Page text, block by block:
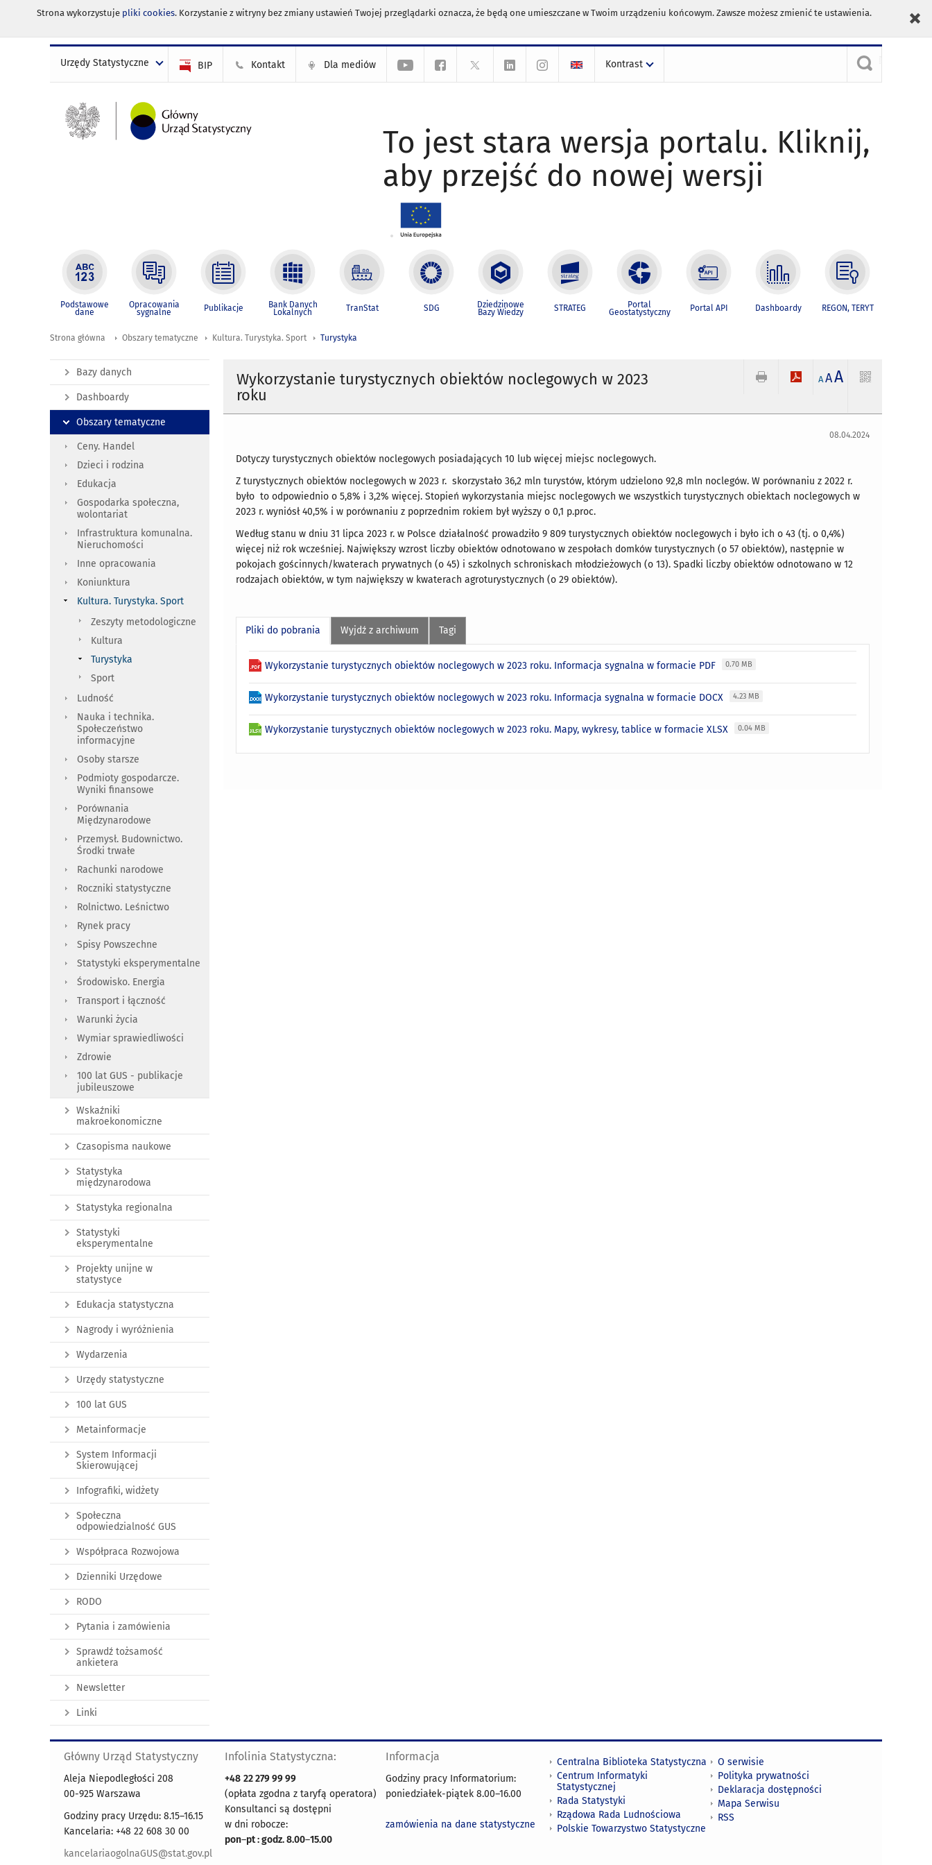
Strona wykorzystuje pliki cookies. Korzystanie z witryny bez zmiany ustawień Twojej przeglądarki oznacza, że będą one umieszczane w Twoim urządzeniu końcowym. Zawsze możesz zmienić te ustawienia.
Urzędy Statystyczne BIP Kontakt Dla mediów Kontrast
To jest stara wersja portalu. Kliknij,
aby przejść do nowej wersji
Podstawowe
dane
Opracowania
sygnalne Publikacje Bank Danych
Lokalnych TranStat SDG Dziedzinowe
Bazy Wiedzy STRATEG Portal
Geostatystyczny Portal API Dashboardy REGON, TERYT
Strona główna Obszary tematyczne Kultura. Turystyka. Sport Turystyka
Wykorzystanie turystycznych obiektów noclegowych w 2023
roku
A AA
08.04.2024
Dotyczy turystycznych obiektów noclegowych posiadających 10 lub więcej miejsc noclegowych.
Z turystycznych obiektów noclegowych w 2023 r. skorzystało 36,2 mln turystów, którym udzielono 92,8 mln noclegów. W porównaniu z 2022 r.
było to odpowiednio o 5,8% i 3,2% więcej. Stopień wykorzystania miejsc noclegowych we wszystkich turystycznych obiektach noclegowych w
2023 r. wyniósł 40,5% i w porównaniu z poprzednim rokiem był wyższy o 0,1 p.proc.
Według stanu w dniu 31 lipca 2023 r. w Polsce działalność prowadziło 9 809 turystycznych obiektów noclegowych i było ich o 43 (tj. o 0,4%)
więcej niż rok wcześniej. Największy wzrost liczby obiektów odnotowano w zespołach domków turystycznych (o 57 obiektów), następnie w
pokojach gościnnych/kwaterach prywatnych (o 45) i szkolnych schroniskach młodzieżowych (o 13). Spadki liczby obiektów odnotowano w 12
rodzajach obiektów, w tym największy w kwaterach agroturystycznych (o 29 obiektów).
Pliki do pobrania Wyjdź z archiwum Tagi
Wykorzystanie turystycznych obiektów noclegowych w 2023 roku. Informacja sygnalna w formacie PDF 0.70 MB
Wykorzystanie turystycznych obiektów noclegowych w 2023 roku. Informacja sygnalna w formacie DOCX 4.23 MB
Wykorzystanie turystycznych obiektów noclegowych w 2023 roku. Mapy, wykresy, tablice w formacie XLSX 0.04 MB
Bazy danych
Dashboardy
Obszary tematyczne
Ceny. Handel
Dzieci i rodzina
Edukacja
Gospodarka społeczna,
wolontariat
Infrastruktura komunalna.
Nieruchomości
Inne opracowania
Koniunktura
Kultura. Turystyka. Sport
Zeszyty metodologiczne
Kultura
Turystyka
Sport
Ludność
Nauka i technika.
Społeczeństwo
informacyjne
Osoby starsze
Podmioty gospodarcze.
Wyniki finansowe
Porównania
Międzynarodowe
Przemysł. Budownictwo.
Środki trwałe
Rachunki narodowe
Roczniki statystyczne
Rolnictwo. Leśnictwo
Rynek pracy
Spisy Powszechne
Statystyki eksperymentalne
Środowisko. Energia
Transport i łączność
Warunki życia
Wymiar sprawiedliwości
Zdrowie
100 lat GUS - publikacje
jubileuszowe
Wskaźniki
makroekonomiczne
Czasopisma naukowe
Statystyka
międzynarodowa
Statystyka regionalna
Statystyki
eksperymentalne
Projekty unijne w
statystyce
Edukacja statystyczna
Nagrody i wyróżnienia
Wydarzenia
Urzędy statystyczne
100 lat GUS
Metainformacje
System Informacji
Skierowującej
Infografiki, widżety
Społeczna
odpowiedzialność GUS
Współpraca Rozwojowa
Dzienniki Urzędowe
RODO
Pytania i zamówienia
Sprawdź tożsamość
ankietera
Newsletter
Linki
Główny Urząd Statystyczny
Aleja Niepodległości 208
00-925 Warszawa
Godziny pracy Urzędu: 8.15–16.15
Kancelaria: +48 22 608 30 00
kancelariaogolnaGUS@stat.gov.pl
Infolinia Statystyczna:
+48 22 279 99 99
(opłata zgodna z taryfą operatora)
Konsultanci są dostępni
w dni robocze:
pon–pt : godz. 8.00–15.00
Informacja
Godziny pracy Informatorium:
poniedziałek-piątek 8.00–16.00
zamówienia na dane statystyczne
Centralna Biblioteka Statystyczna
Centrum Informatyki
Statystycznej
Rada Statystyki
Rządowa Rada Ludnościowa
Polskie Towarzystwo Statystyczne
O serwisie
Polityka prywatności
Deklaracja dostępności
Mapa Serwisu
RSS